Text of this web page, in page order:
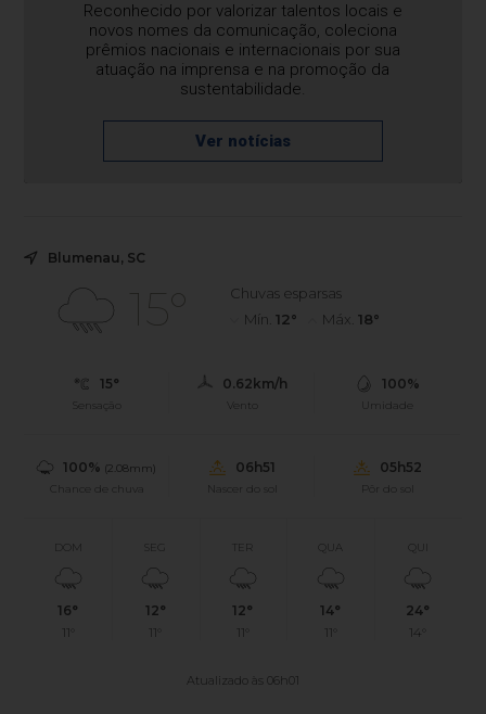
Reconhecido por valorizar talentos locais e
novos nomes da comunicação, coleciona
prêmios nacionais e internacionais por sua
atuação na imprensa e na promoção da
sustentabilidade.
Ver notícias
Blumenau, SC
15°
Chuvas esparsas
Mín. 12° Máx. 18°
15°
Sensação
0.62km/h
Vento
100%
Umidade
100% (2.08mm)
Chance de chuva
06h51
Nascer do sol
05h52
Pôr do sol
DOM
16°
11°
SEG
12°
11°
TER
12°
11°
QUA
14°
11°
24°
14°
Atualizado às 06h01